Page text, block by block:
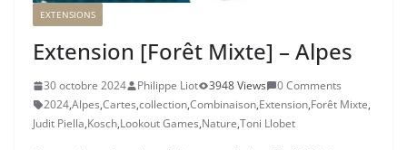
EXTENSIONS
Extension [Forêt Mixte] – Alpes
30 octobre 2024 Philippe Liot 3948 Views
0 Comments
2024,Alpes,Cartes,collection,Combinaison,Extension,Forêt Mixte,
Judit Piella,Kosch,Lookout Games,Nature,Toni Llobet